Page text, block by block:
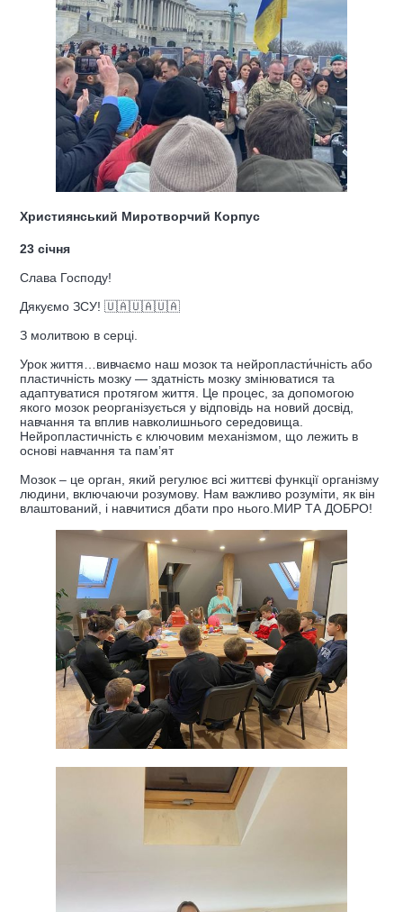
Християнський Миротворчий Корпус
23 січня
Слава Господу!
Дякуємо ЗСУ! 🇺🇦🇺🇦🇺🇦
З молитвою в серці.
Урок життя…вивчаємо наш мозок та нейропласти́чність або
пластичність мозку — здатність мозку змінюватися та
адаптуватися протягом життя. Це процес, за допомогою
якого мозок реорганізується у відповідь на новий досвід,
навчання та вплив навколишнього середовища.
Нейропластичність є ключовим механізмом, що лежить в
основі навчання та пам’ят
Мозок – це орган, який регулює всі життєві функції організму
людини, включаючи розумову. Нам важливо розуміти, як він
влаштований, і навчитися дбати про нього.МИР ТА ДОБРО!